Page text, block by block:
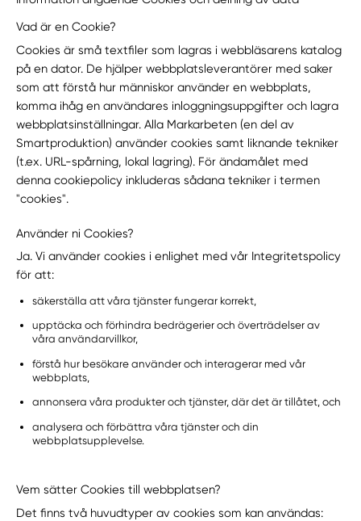
Vad är en Cookie?
Cookies är små textfiler som lagras i webbläsarens katalog
på en dator. De hjälper webbplatsleverantörer med saker
som att förstå hur människor använder en webbplats,
komma ihåg en användares inloggningsuppgifter och lagra
webbplatsinställningar. Alla Markarbeten (en del av
Smartproduktion) använder cookies samt liknande tekniker
(t.ex. URL-spårning, lokal lagring). För ändamålet med
denna cookiepolicy inkluderas sådana tekniker i termen
"cookies".
Använder ni Cookies?
Ja. Vi använder cookies i enlighet med vår Integritetspolicy
för att:
säkerställa att våra tjänster fungerar korrekt,
upptäcka och förhindra bedrägerier och överträdelser av
våra användarvillkor,
förstå hur besökare använder och interagerar med vår
webbplats,
annonsera våra produkter och tjänster, där det är tillåtet, och
analysera och förbättra våra tjänster och din
webbplatsupplevelse.
Vem sätter Cookies till webbplatsen?
Det finns två huvudtyper av cookies som kan användas: